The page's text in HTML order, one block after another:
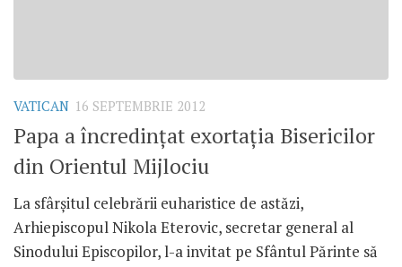
VATICAN 16 SEPTEMBRIE 2012
Papa a încredinţat exortaţia Bisericilor
din Orientul Mijlociu
La sfârşitul celebrării euharistice de astăzi,
Arhiepiscopul Nikola Eterovic, secretar general al
Sinodului Episcopilor, l-a invitat pe Sfântul Părinte să